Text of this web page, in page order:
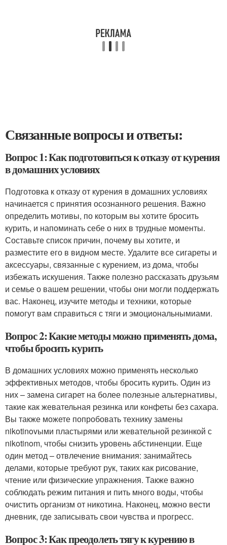
Связанные вопросы и ответы:
Вопрос 1: Как подготовиться к отказу от курения
в домашних условиях
Подготовка к отказу от курения в домашних условиях
начинается с принятия осознанного решения. Важно
определить мотивы, по которым вы хотите бросить
курить, и напоминать себе о них в трудные моменты.
Составьте список причин, почему вы хотите, и
разместите его в видном месте. Удалите все сигареты и
аксессуары, связанные с курением, из дома, чтобы
избежать искушения. Также полезно рассказать друзьям
и семье о вашем решении, чтобы они могли поддержать
вас. Наконец, изучите методы и техники, которые
помогут вам справиться с тяги и эмоциональнымиами.
Вопрос 2: Какие методы можно применять дома,
чтобы бросить курить
В домашних условиях можно применять несколько
эффективных методов, чтобы бросить курить. Один из
них – замена сигарет на более полезные альтернативы,
такие как жевательная резинка или конфеты без сахара.
Вы также можете попробовать технику замены
nikotinovыми пластырями или жевательной резинкой с
nikotinom, чтобы снизить уровень абстиненции. Еще
один метод – отвлечение внимания: занимайтесь
делами, которые требуют рук, таких как рисование,
чтение или физические упражнения. Также важно
соблюдать режим питания и пить много воды, чтобы
очистить организм от никотина. Наконец, можно вести
дневник, где записывать свои чувства и прогресс.
Вопрос 3: Как преодолеть тягу к курению в